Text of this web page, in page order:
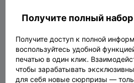
Получите полный
Получите доступ к полной
воспользуйтесь удобной
печатью в один клик.
чтобы зарабатывать
для себя новые сюрпризы —